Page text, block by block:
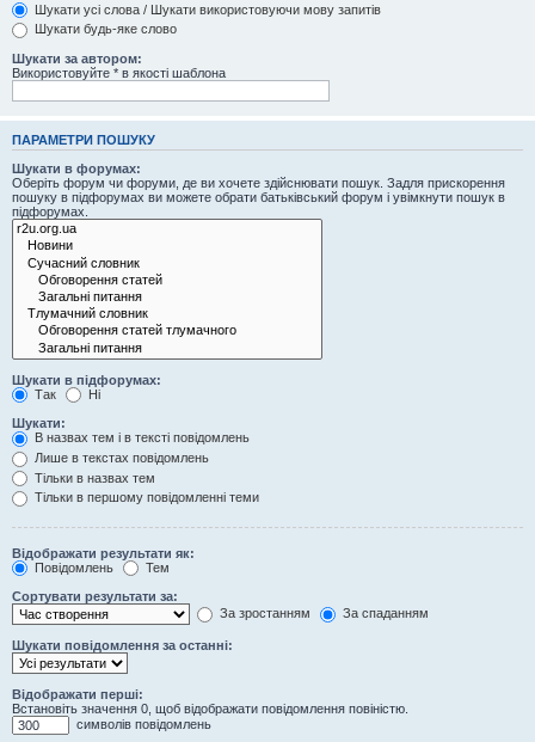
Шукати усі слова / Шукати використовуючи мову запитів
Шукати будь-яке слово
Шукати за автором:
Використовуйте * в якості шаблона
ПАРАМЕТРИ ПОШУКУ
Шукати в форумах:
Оберіть форум чи форуми, де ви хочете здійснювати пошук. Задля прискорення
пошуку в підфорумах ви можете обрати батьківський форум і увімкнути пошук в
підфорумах.
Шукати в підфорумах:
Так
Ні
Шукати:
В назвах тем і в тексті повідомлень
Лише в текстах повідомлень
Тільки в назвах тем
Тільки в першому повідомленні теми
Відображати результати як:
Повідомлень
Тем
Сортувати результати за:
За зростанням
За спаданням
Шукати повідомлення за останні:
Відображати перші:
Встановіть значення 0, щоб відображати повідомлення повіністю.
символів повідомлень